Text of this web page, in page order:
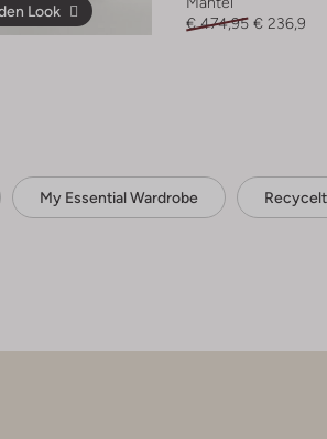
Look
€ 474,95 € 236,99
My Essential Wardrobe